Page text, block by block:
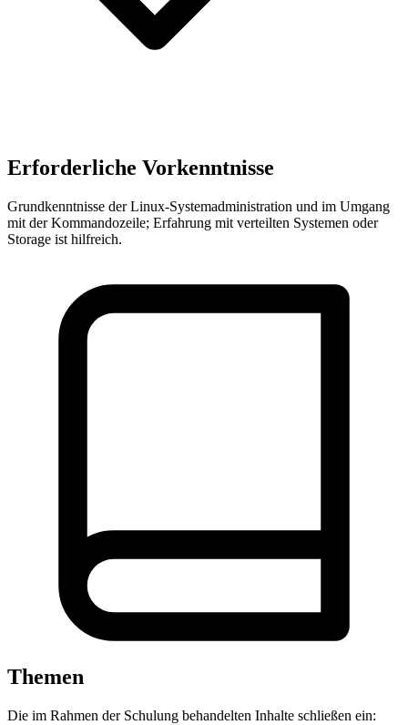
Erforderliche Vorkenntnisse
Grundkenntnisse der Linux-Systemadministration und im Umgang
mit der Kommandozeile; Erfahrung mit verteilten Systemen oder
Storage ist hilfreich.
Themen
Die im Rahmen der Schulung behandelten Inhalte schließen ein: